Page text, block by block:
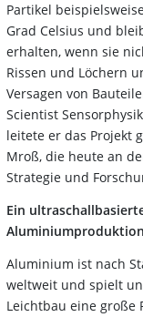
Partikel
Grad Celsius und
erhalten, wenn sie
Rissen und Löchern
Versagen von
Scientist
leitete er das Projekt
Mroß, die heute an
Strategie und
Ein
Aluminiumproduktion
Aluminium ist nach
weltweit und spielt
Leichtbau eine